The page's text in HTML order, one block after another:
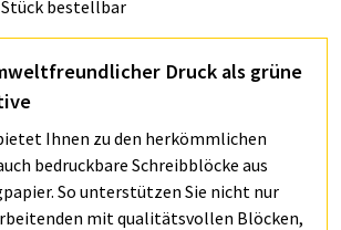
bestellbar
Druck als grüne
Ihnen zu den herkömmlichen
bedruckbare Schreibblöcke aus
So unterstützen Sie nicht nur
mit qualitätsvollen Blöcken,